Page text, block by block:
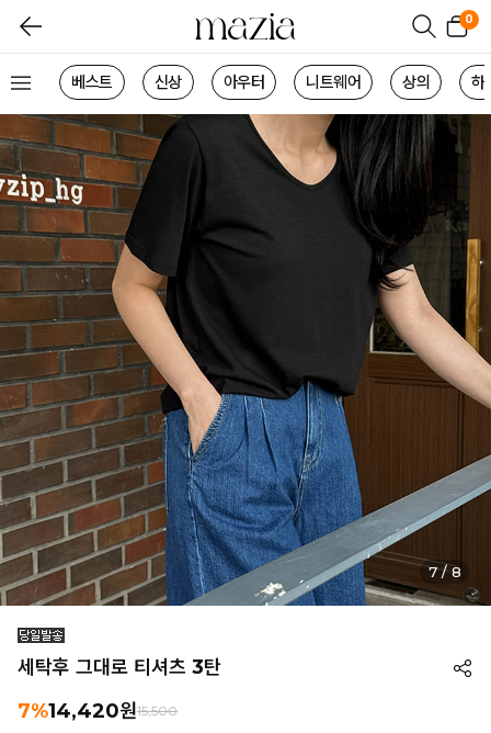
0
베스트 신상 아우터 니트웨어 상의 하
7 / 8
세탁후 그대로 티셔츠 3탄
7%14,420원15,500